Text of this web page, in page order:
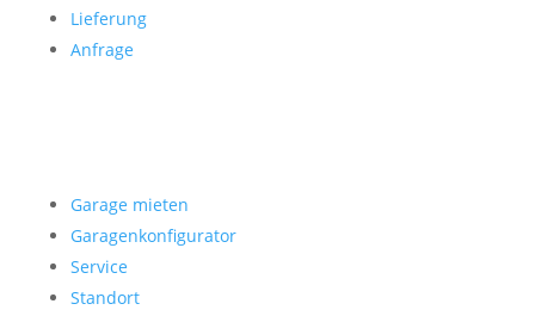
Lieferung
Anfrage
Garage mieten
Garagenkonfigurator
Service
Standort